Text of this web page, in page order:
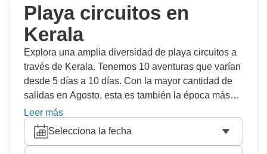
Playa circuitos en
Kerala
Explora una amplia diversidad de playa circuitos a
través de Kerala. Tenemos 10 aventuras que varían
desde 5 días a 10 días. Con la mayor cantidad de
salidas en Agosto, esta es también la época más
popular del año.
Leer más
Selecciona la fecha